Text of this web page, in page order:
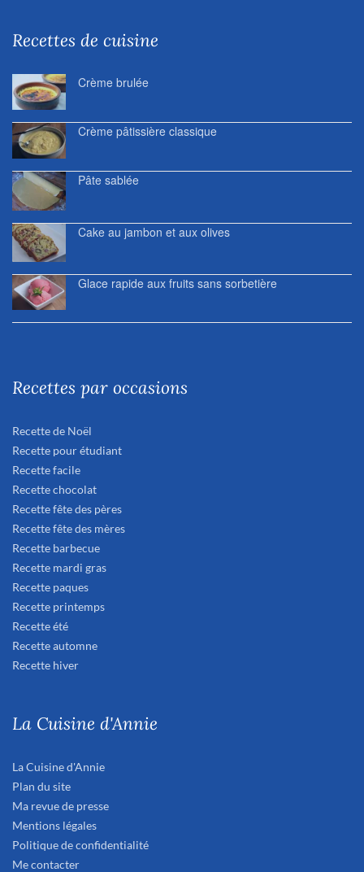
Recettes de cuisine
Crème brulée
Crème pâtissière classique
Pâte sablée
Cake au jambon et aux olives
Glace rapide aux fruits sans sorbetière
Recettes par occasions
Recette de Noël
Recette pour étudiant
Recette facile
Recette chocolat
Recette fête des pères
Recette fête des mères
Recette barbecue
Recette mardi gras
Recette paques
Recette printemps
Recette été
Recette automne
Recette hiver
La Cuisine d'Annie
La Cuisine d'Annie
Plan du site
Ma revue de presse
Mentions légales
Politique de confidentialité
Me contacter